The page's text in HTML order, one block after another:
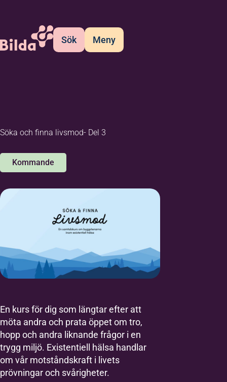
Sök Meny
Söka och finna livsmod- Del 3
Kommande
En kurs för dig som längtar efter att
möta andra och prata öppet om tro,
hopp och andra liknande frågor i en
trygg miljö. Existentiell hälsa handlar
om vår motståndskraft i livets
prövningar och svårigheter.